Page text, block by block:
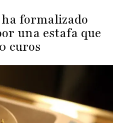
formalizado
una estafa que
euros